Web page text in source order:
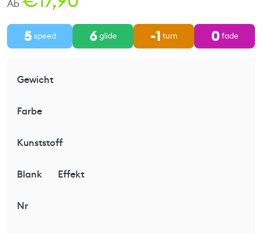
Ab
5 speed 6 glide -1 turn 0 fade
Gewicht
Farbe
Kunststoff
Blank Effekt
Nr